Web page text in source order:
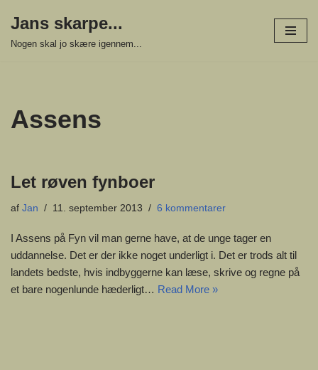
Spring
Jans skarpe...
Nogen skal jo skære igennem...
Assens
Let røven fynboer
af Jan 11. september 2013 6 kommentarer
I Assens på Fyn vil man gerne have, at de unge tager en
uddannelse. Det er der ikke noget underligt i. Det er trods alt til
landets bedste, hvis indbyggerne kan læse, skrive og regne på
et bare nogenlunde hæderligt… Read More »